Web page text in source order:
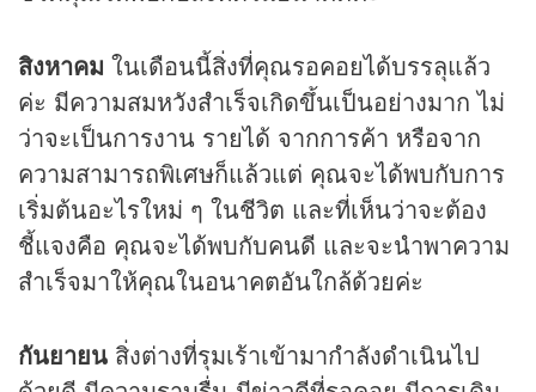
สิงหาคม ในเดือนนี้สิ่งที่คุณรอคอยได้บรรลุแล้ว
ค่ะ มีความสมหวังสำเร็จเกิดขึ้นเป็นอย่างมาก ไม่
ว่าจะเป็นการงาน รายได้ จากการค้า หรือจาก
ความสามารถพิเศษก็แล้วแต่ คุณจะได้พบกับการ
เริ่มต้นอะไรใหม่ ๆ ในชีวิต และที่เห็นว่าจะต้อง
ชี้แจงคือ คุณจะได้พบกับคนดี และจะนำพาความ
สำเร็จมาให้คุณในอนาคตอันใกล้ด้วยค่ะ
กันยายน สิ่งต่างที่รุมเร้าเข้ามากำลังดำเนินไป